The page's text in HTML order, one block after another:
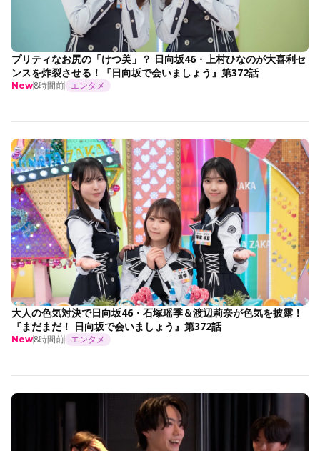
プリティなお尻の「けつ美」？ 日向坂46・上村ひなのが大喜利セ
ンスを炸裂させる！『日向坂で会いましょう』第372話
New8時間前 エンタメ
大人の色気対決で日向坂46・石塚瑶季＆渡辺莉奈が色気を披露！
『まだまだ！ 日向坂で会いましょう』第372話
New8時間前 エンタメ